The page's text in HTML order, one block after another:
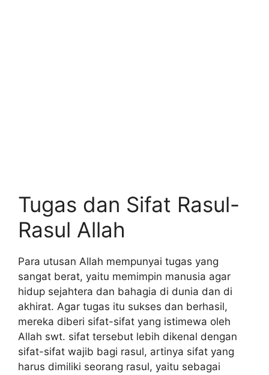
Tugas dan Sifat Rasul-
Rasul Allah
Para utusan Allah mempunyai tugas yang
sangat berat, yaitu memimpin manusia agar
hidup sejahtera dan bahagia di dunia dan di
akhirat. Agar tugas itu sukses dan berhasil,
mereka diberi sifat-sifat yang istimewa oleh
Allah swt. sifat tersebut lebih dikenal dengan
sifat-sifat wajib bagi rasul, artinya sifat yang
harus dimiliki seorang rasul, yaitu sebagai